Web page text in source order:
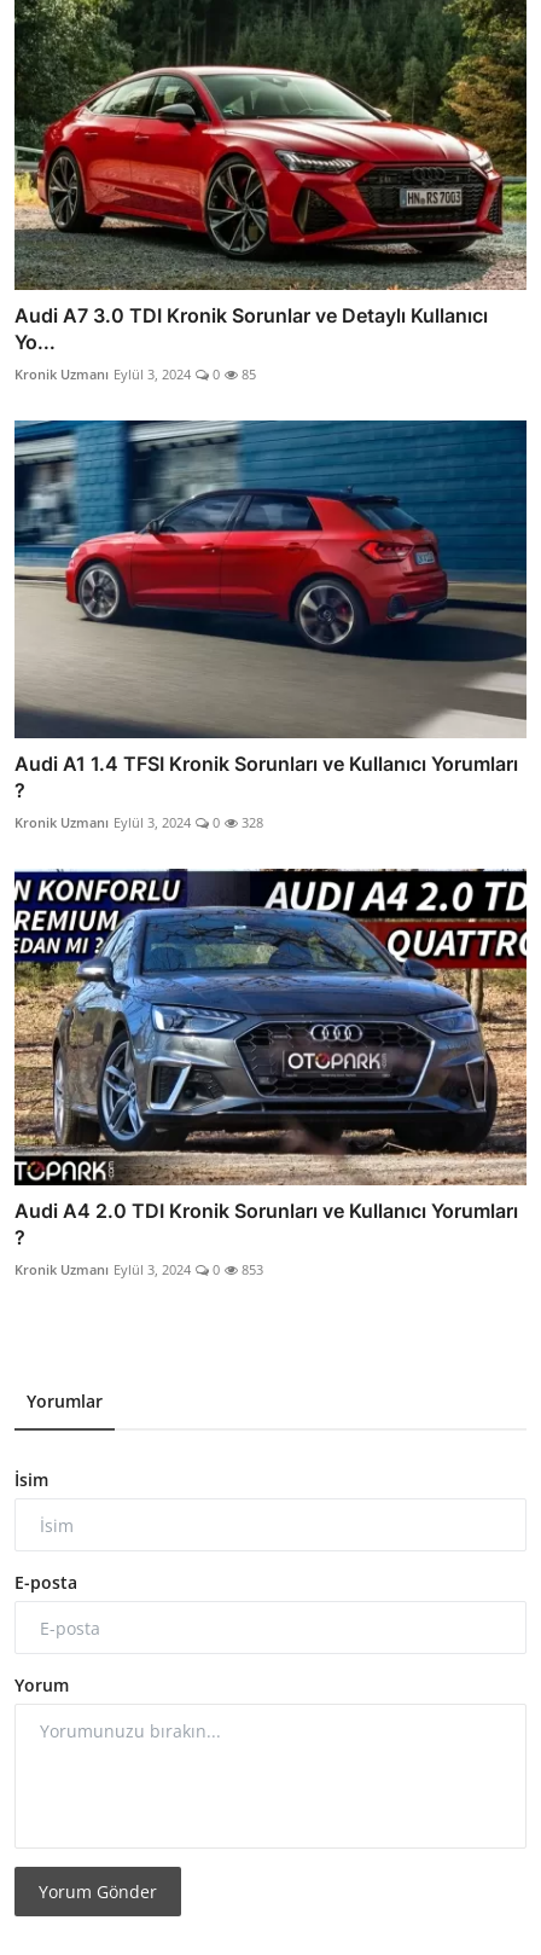
Audi A7 3.0 TDI Kronik Sorunlar ve Detaylı Kullanıcı
Yo...
Kronik Uzmanı Eylül 3, 2024 0 85
Audi A1 1.4 TFSI Kronik Sorunları ve Kullanıcı Yorumları
?
Kronik Uzmanı Eylül 3, 2024 0 328
Audi A4 2.0 TDI Kronik Sorunları ve Kullanıcı Yorumları
?
Kronik Uzmanı Eylül 3, 2024 0 853
Yorumlar
İsim
E-posta
Yorum
Yorum Gönder